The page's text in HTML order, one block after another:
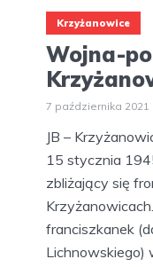
Krzyżanowice
Wojna-
7 października 2021
JB –
15 stycznia
zbliżający się
franciszkanek
Lichnowskiego)